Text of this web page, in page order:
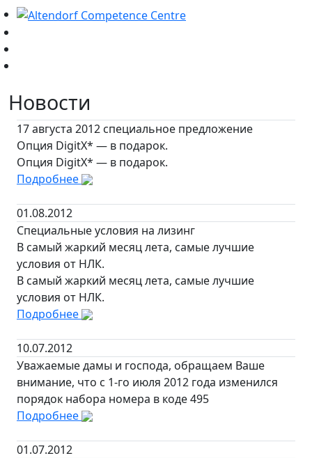
Новости
17 августа 2012 специальное предложение
Опция DigitX* — в подарок.
Опция DigitX* — в подарок.
Подробнее
01.08.2012
Специальные условия на лизинг
В самый жаркий месяц лета, самые лучшие
условия от НЛК.
В самый жаркий месяц лета, самые лучшие
условия от НЛК.
Подробнее
10.07.2012
Уважаемые дамы и господа, обращаем Ваше
внимание, что с 1-го июля 2012 года изменился
порядок набора номера в коде 495
Подробнее
01.07.2012